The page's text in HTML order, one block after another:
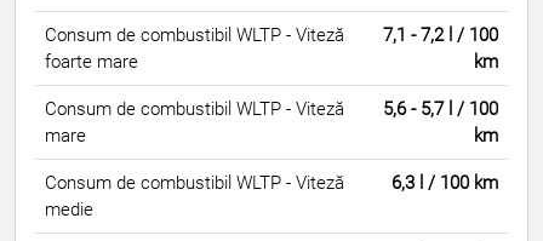
Consum de combustibil WLTP - Viteză
foarte mare
7,1 - 7,2 l / 100
km
Consum de combustibil WLTP - Viteză
mare
5,6 - 5,7 l / 100
km
Consum de combustibil WLTP - Viteză
medie
6,3 l / 100 km